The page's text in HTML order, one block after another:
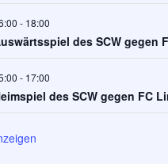
- 18:00
des SCW gegen
- 17:00
des SCW gegen FC